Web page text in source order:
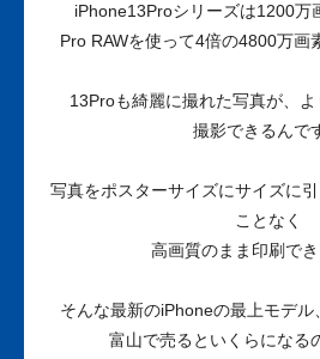
iPhone13Proシリーズは1200万
Pro RAWを使って4倍の4800万画
13Proも綺麗に撮れた写真が、
撮影できるんで
写真をポスターサイズにサイズに
ことなく
高画質のまま印刷でき
そんな最新のiPhoneの最上モデ
富山で売るといくらになる